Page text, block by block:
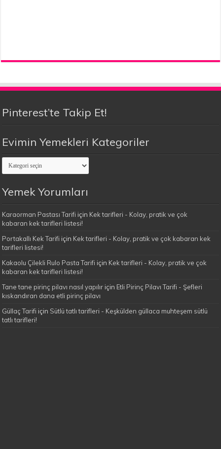
Pinterest’te Takip Et!
Evimin Yemekleri Kategoriler
Evimin
Yemekleri
Kategoriler
Yemek Yorumları
Karaorman Pastası Tarifi için Kek tarifleri - Kolay, pratik ve çok
kabaran kek tarifleri listesi!
Portakallı Kek Tarifi için Kek tarifleri - Kolay, pratik ve çok kabaran kek
tarifleri listesi!
Kakaolu Çilekli Rulo Pasta Tarifi için Kek tarifleri - Kolay, pratik ve çok
kabaran kek tarifleri listesi!
Tane tane pirinç pilavı nasıl yapılır için Etli Pirinç Pilavı Tarifi - Şefleri
kıskandıran dana etli pirinç pilavı
Güllaç Tarifi için Sütlü tatlı tarifleri - Keşkülden güllaca muhteşem sütlü
tatlı tarifleri!